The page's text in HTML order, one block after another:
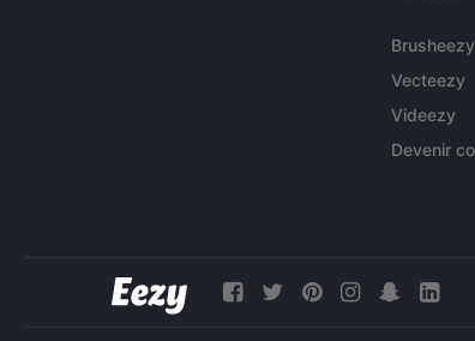
Brusheezy
Vecteezy
Videezy
Devenir